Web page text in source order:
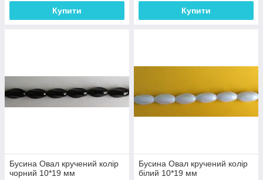
Купити Купити
Бусина Овал кручений колір
чорний 10*19 мм
Бусина Овал кручений колір
білий 10*19 мм